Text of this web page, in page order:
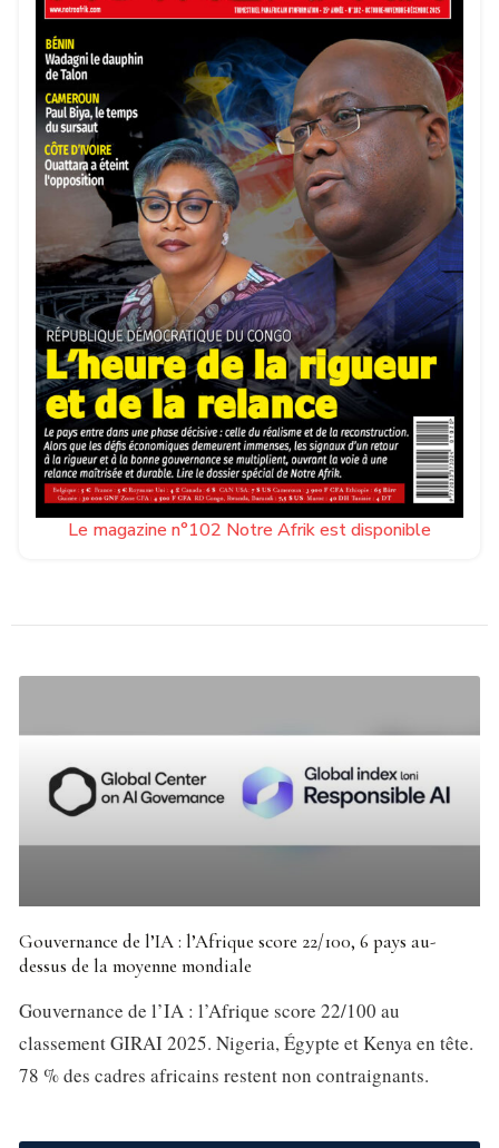
Le magazine n°102 Notre Afrik est disponible
Gouvernance de l’IA : l’Afrique score 22/100, 6 pays au-
dessus de la moyenne mondiale
Gouvernance de l’IA : l’Afrique score 22/100 au
classement GIRAI 2025. Nigeria, Égypte et Kenya en tête.
78 % des cadres africains restent non contraignants.